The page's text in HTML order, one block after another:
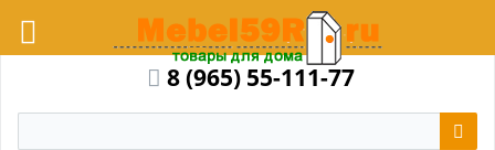
8 (965) 55-111-77